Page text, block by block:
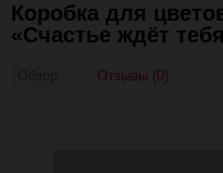
Коробка для
«Счастье ждёт
Отзывы (0)